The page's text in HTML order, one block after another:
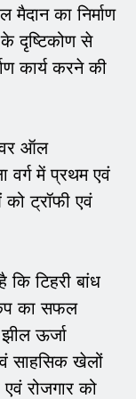
मैदान का निर्माण
दृष्टिकोण से
कार्य करने की
ऑल
वर्ग में प्रथम एवं
को ट्रॉफी एवं
कि टिहरी बांध
कप का सफल
ऊर्जा
साहसिक खेलों
रोजगार को